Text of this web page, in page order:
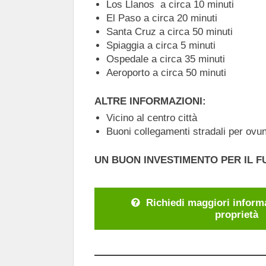
Los Llanos a circa 10 minuti
El Paso a circa 20 minuti
Santa Cruz a circa 50 minuti
Spiaggia a circa 5 minuti
Ospedale a circa 35 minuti
Aeroporto a circa 50 minuti
ALTRE INFORMAZIONI:
Vicino al centro città
Buoni collegamenti stradali per
UN BUON INVESTIMENTO PER IL
Richiedi maggiori
proprietà